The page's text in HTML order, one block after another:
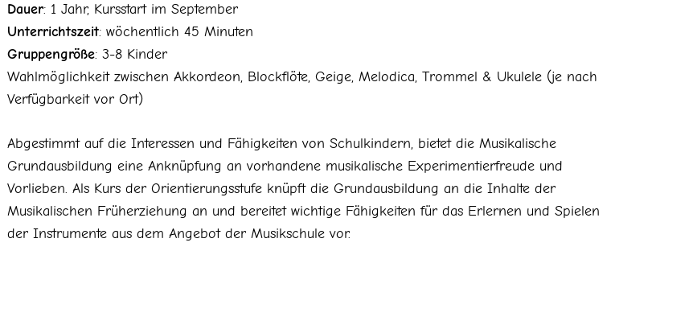
Dauer: 1 Jahr, Kursstart im September
Unterrichtszeit: wöchentlich 45 Minuten
Gruppengröße: 3-8 Kinder
Wahlmöglichkeit zwischen Akkordeon, Blockflöte, Geige, Melodica, Trommel & Ukulele (je nach
Verfügbarkeit vor Ort)
Abgestimmt auf die Interessen und Fähigkeiten von Schulkindern, bietet die Musikalische
Grundausbildung eine Anknüpfung an vorhandene musikalische Experimentierfreude und
Vorlieben. Als Kurs der Orientierungsstufe knüpft die Grundausbildung an die Inhalte der
Musikalischen Früherziehung an und bereitet wichtige Fähigkeiten für das Erlernen und Spielen
der Instrumente aus dem Angebot der Musikschule vor.